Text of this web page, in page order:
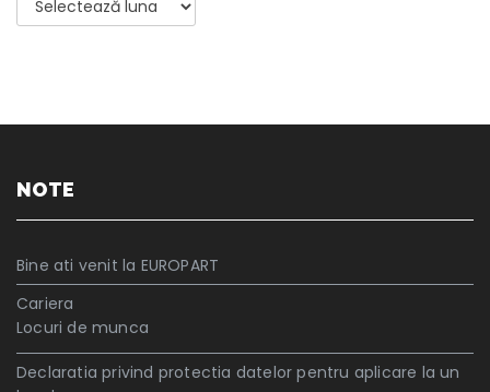
NOTE
Bine ati venit la EUROPART
Cariera
Locuri de munca
Declaratia privind protectia datelor pentru aplicare la un